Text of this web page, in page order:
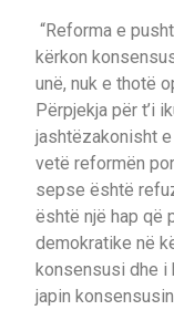
“Reforma e
kërkon
unë, nuk e thotë
Përpjekja për t’i
jashtëzakonisht
vetë reformën
sepse është
është një hap që
demokratike në
konsensusi dhe i
japin